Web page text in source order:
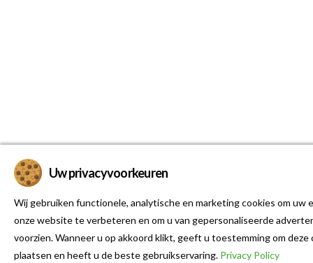
Uw privacyvoorkeuren
Wij gebruiken functionele, analytische en marketing cookies om uw
onze website te verbeteren en om u van gepersonaliseerde
voorzien. Wanneer u op akkoord klikt, geeft u toestemming om deze
plaatsen en heeft u de beste gebruikservaring. Privacy Policy